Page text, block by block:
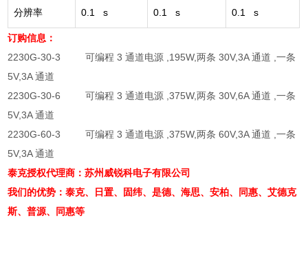
分辨率 0.1 s 0.1 s 0.1 s
订购信息：
2230G-30-3可编程 3通道电源 ,195W,两条 30V,3A通道 ,一条
5V,3A通道
2230G-30-6可编程 3通道电源 ,375W,两条 30V,6A通道 ,一条
5V,3A通道
2230G-60-3可编程 3通道电源 ,375W,两条 60V,3A通道 ,一条
5V,3A通道
泰克授权代理商：苏州威锐科电子有限公司
我们的优势：泰克、日置、固纬、是德、海思、安柏、同惠、艾德克
斯、普源、同惠等